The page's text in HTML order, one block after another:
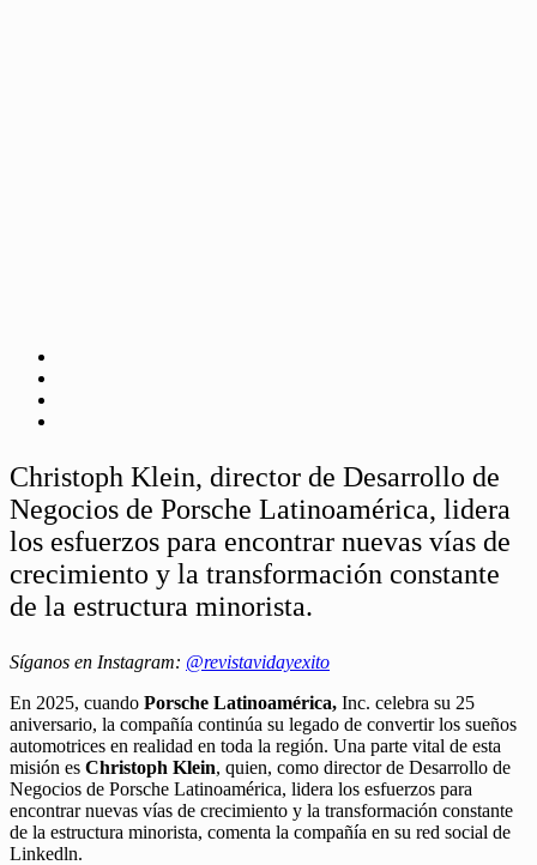
Christoph Klein, director de Desarrollo de
Negocios de Porsche Latinoamérica, lidera
los esfuerzos para encontrar nuevas vías de
crecimiento y la transformación constante
de la estructura minorista.
Síganos en Instagram: @revistavidayexito
En 2025, cuando Porsche Latinoamérica, Inc. celebra su 25
aniversario, la compañía continúa su legado de convertir los sueños
automotrices en realidad en toda la región. Una parte vital de esta
misión es Christoph Klein, quien, como director de Desarrollo de
Negocios de Porsche Latinoamérica, lidera los esfuerzos para
encontrar nuevas vías de crecimiento y la transformación constante
de la estructura minorista, comenta la compañía en su red social de
Linkedln.